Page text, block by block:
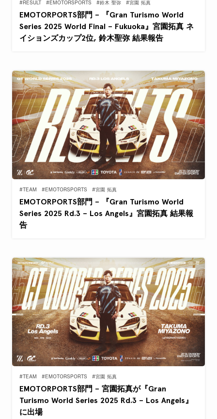
#RESULT #EMOTORSPORTS #鈴木 聖弥 #宮園 拓真
EMOTORPORTS部門 – 『Gran Turismo World
Series 2025 World Final – Fukuoka』宮園拓真 ネ
イションズカップ2位, 鈴木聖弥 結果報告
#TEAM #EMOTORSPORTS #宮園 拓真
EMOTORPORTS部門 – 『Gran Turismo World
Series 2025 Rd.3 – Los Angels』宮園拓真 結果報
告
#TEAM #EMOTORSPORTS #宮園 拓真
EMOTORPORTS部門 – 宮園拓真が『Gran
Turismo World Series 2025 Rd.3 – Los Angels』
に出場